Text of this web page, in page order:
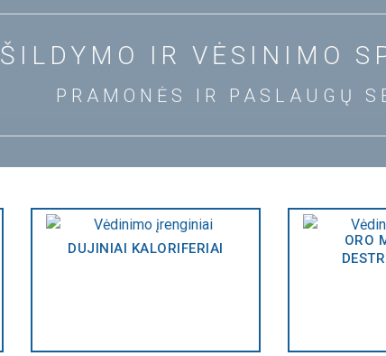
ŠILDYMO IR VĖSINIMO
PRAMONĖS IR PASLAUGŲ
DUJINIAI KALORIFERIAI
ORO